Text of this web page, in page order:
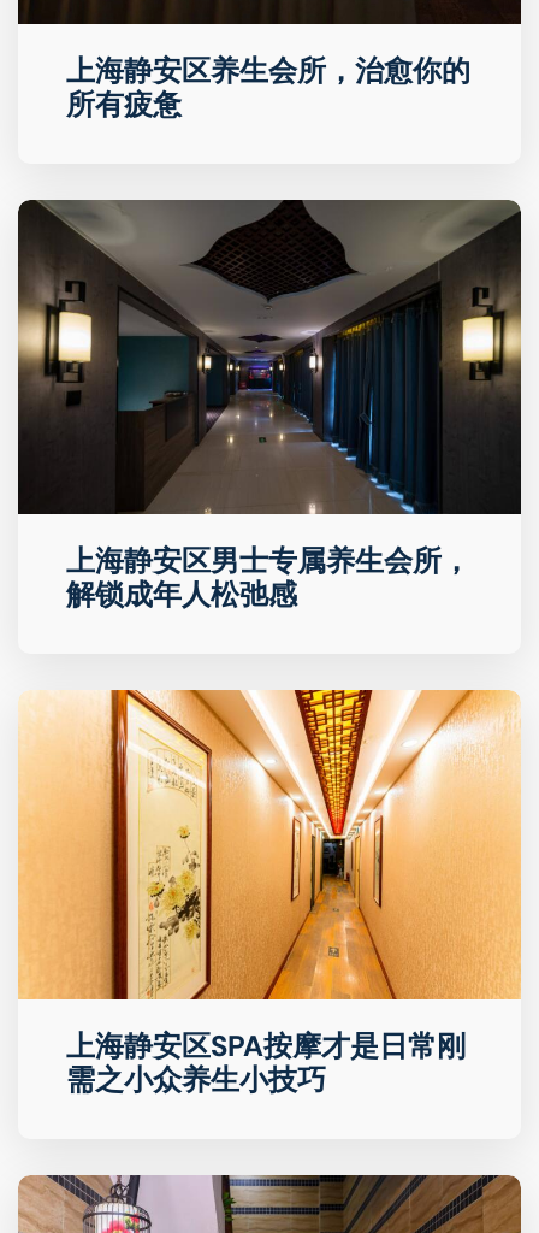
上海静安区养生会所，治愈你的
所有疲惫
上海静安区男士专属养生会所，
解锁成年人松弛感
上海静安区SPA按摩才是日常刚
需之小众养生小技巧